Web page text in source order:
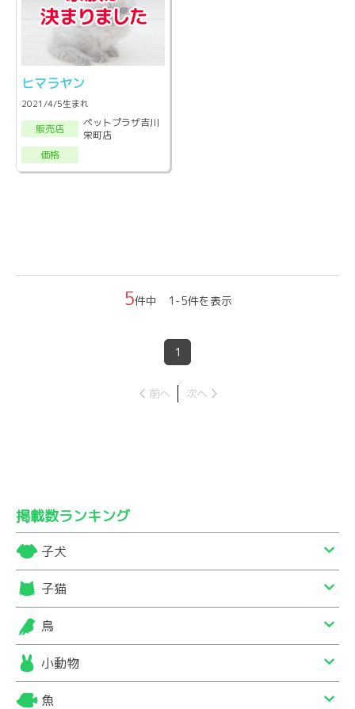
ヒマラヤン
2021/4/5生まれ
販売店
ペットプラザ吉川
栄町店
価格
5件中 1-5件を表示
1
前へ 次へ
掲載数ランキング
子犬
子猫
鳥
小動物
魚